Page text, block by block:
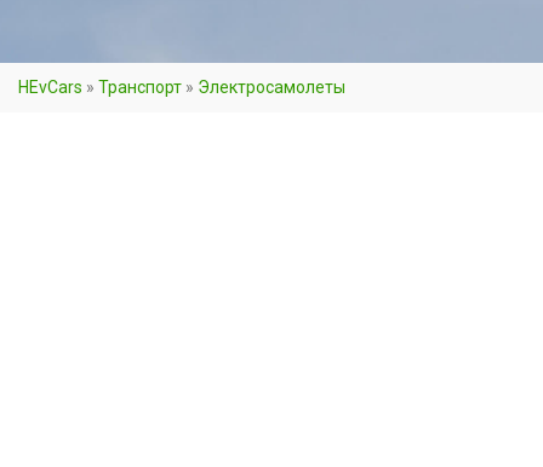
HEvCars » Транспорт » Электросамолеты